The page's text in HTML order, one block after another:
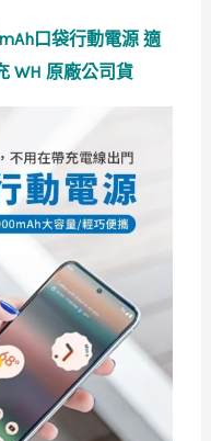
口袋行動電源 適
WH 原廠公司貨